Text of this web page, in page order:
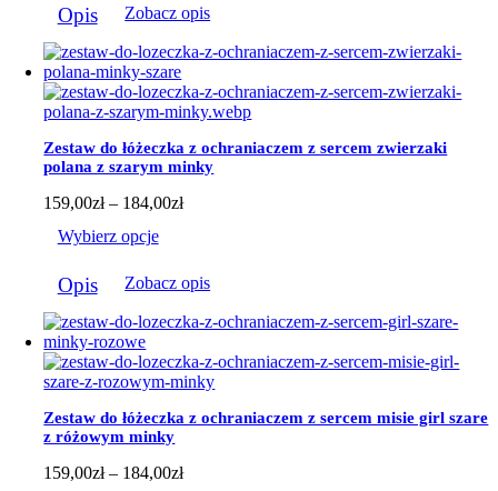
do
produkt
ma
wiele
wariantów.
Opcje
można
wybrać
na
stronie
produktu
Opis Zobacz opis
Zestaw do łóżeczka z ochraniaczem z sercem zwierzaki
polana z szarym minky
159,00zł – 184,00złZakres
do
Wybierz opcje
produkt
ma
wiele
wariantów.
Opcje
można
wybrać
na
stronie
produktu
Opis Zobacz opis
Zestaw do łóżeczka z ochraniaczem z sercem misie girl szare
z różowym minky
159,00zł – 184,00złZakres